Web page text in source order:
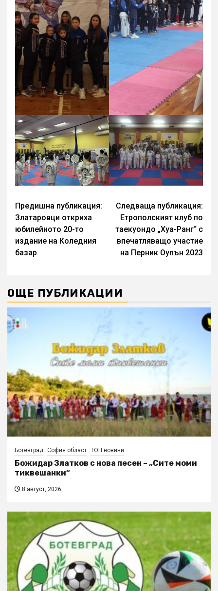
Continue
Reading
Предишна публикация:
Златаровци откриха
юбилейното 20-то
издание на Коледния
базар
Следваща публикация:
Етрополският клуб по
таекуондо „Хуа-Ранг“ с
впечатляващо участие
на Перник Оупън 2023
ОЩЕ ПУБЛИКАЦИИ
Ботевград София област ТОП новини
Божидар Златков с нова песен – „Сите моми
тиквешанки“
8 август, 2026